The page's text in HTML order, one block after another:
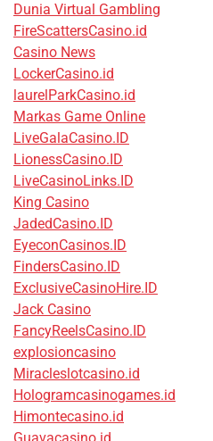
Dunia Virtual Gambling
FireScattersCasino.id
Casino News
LockerCasino.id
laurelParkCasino.id
Markas Game Online
LiveGalaCasino.ID
LionessCasino.ID
LiveCasinoLinks.ID
King Casino
JadedCasino.ID
EyeconCasinos.ID
FindersCasino.ID
ExclusiveCasinoHire.ID
Jack Casino
FancyReelsCasino.ID
explosioncasino
Miracleslotcasino.id
Hologramcasinogames.id
Himontecasino.id